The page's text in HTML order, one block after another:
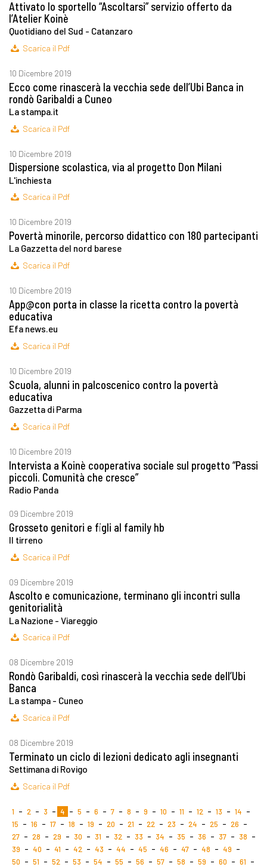
Attivato lo sportello “Ascoltarsi” servizio offerto da
l’Atelier Koinè
Quotidiano del Sud - Catanzaro
Scarica il Pdf
10 Dicembre 2019
Ecco come rinascerà la vecchia sede dell’Ubi Banca in
rondò Garibaldi a Cuneo
La stampa.it
Scarica il Pdf
10 Dicembre 2019
Dispersione scolastica, via al progetto Don Milani
L'inchiesta
Scarica il Pdf
10 Dicembre 2019
Povertà minorile, percorso didattico con 180 partecipanti
La Gazzetta del nord barese
Scarica il Pdf
10 Dicembre 2019
App@con porta in classe la ricetta contro la povertà
educativa
Efa news.eu
Scarica il Pdf
10 Dicembre 2019
Scuola, alunni in palcoscenico contro la povertà
educativa
Gazzetta di Parma
Scarica il Pdf
10 Dicembre 2019
Intervista a Koinè cooperativa sociale sul progetto “Passi
piccoli. Comunità che cresce”
Radio Panda
09 Dicembre 2019
Grosseto genitori e figli al family hb
Il tirreno
Scarica il Pdf
09 Dicembre 2019
Ascolto e comunicazione, terminano gli incontri sulla
genitorialità
La Nazione - Viareggio
Scarica il Pdf
08 Dicembre 2019
Rondò Garibaldi, così rinascerà la vecchia sede dell’Ubi
Banca
La stampa - Cuneo
Scarica il Pdf
08 Dicembre 2019
Terminato un ciclo di lezioni dedicato agli insegnanti
Settimana di Rovigo
Scarica il Pdf
1 2 3 4 5 6 7 8 9 10 11 12 13
14
15
16 17 18 19 20 21 22 23 24 25
26
27
28 29 30 31 32 33 34 35 36 37
38
39
40 41 42 43 44 45 46 47 48
49
50
51 52 53 54 55 56 57 58 59 60
61